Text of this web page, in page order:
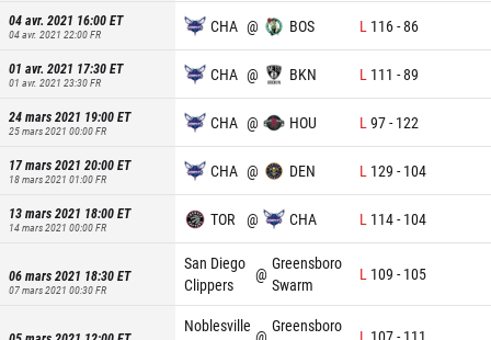
04 avr. 2021 16:00ET
04 avr. 2021 22:00FR CHA @ BOS L 116-86
01 avr. 2021 17:30ET
01 avr. 2021 23:30FR CHA @ BKN L 111 -89
24 mars 2021 19:00ET
25 mars 2021 00:00FR CHA @ HOU L 97- 122
17 mars 2021 20:00ET
18 mars 2021 01:00FR CHA @ DEN L 129 - 104
13 mars 2021 18:00ET
14 mars 2021 00:00FR TOR @ CHA L 114- 104
06 mars 2021 18:30ET
07 mars 2021 00:30FR
San Diego
Clippers
@
Greensboro
Swarm
L 109 - 105
Noblesville
Greensboro